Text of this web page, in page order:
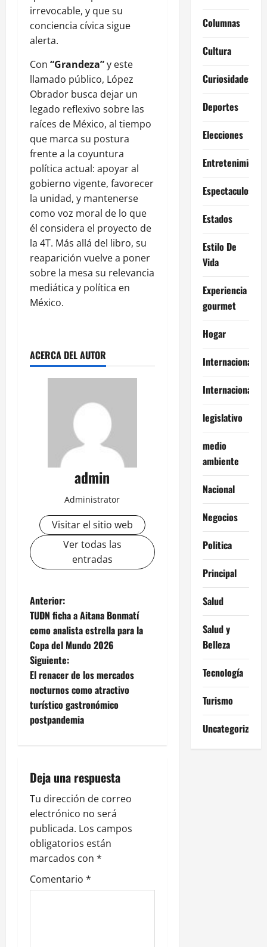
irrevocable, y que su
conciencia cívica sigue
alerta.
Con “Grandeza”y este
llamado público, López
Obrador busca dejar un
legado reflexivo sobre las
raíces de México, al tiempo
que marca su postura
frente a la coyuntura
política actual: apoyar al
gobierno vigente, favorecer
la unidad, y mantenerse
como voz moral de lo que
él considera el proyecto de
la 4T. Más allá del libro, su
reaparición vuelve a poner
sobre la mesa su relevancia
mediática y política en
México.
ACERCA DEL AUTOR
admin
Administrator
Visitar el sitio web
Ver todas las
entradas
N
a
v
e
g
a
i
ó
n
d
e
Anterior:
TUDN ficha a Aitana Bonmatí
como analista estrella para la
Copa del Mundo 2026
Siguiente:
El renacer de los mercados
nocturnos como atractivo
turístico gastronómico
postpandemia
Deja una respuesta
Tu dirección de correo
electrónico no será
publicada. Los campos
obligatorios están
marcados con *
Comentario *
Columnas
Cultura
Curiosidades
Deportes
Elecciones
Entretenimiento
Espectaculos
Estados
Estilo De
Vida
Experiencia
gourmet
Hogar
Internacional
Internacionales
legislativo
medio
ambiente
Nacional
Negocios
Politica
Principal
Salud
Salud y
Belleza
Tecnología
Turismo
Uncategorized